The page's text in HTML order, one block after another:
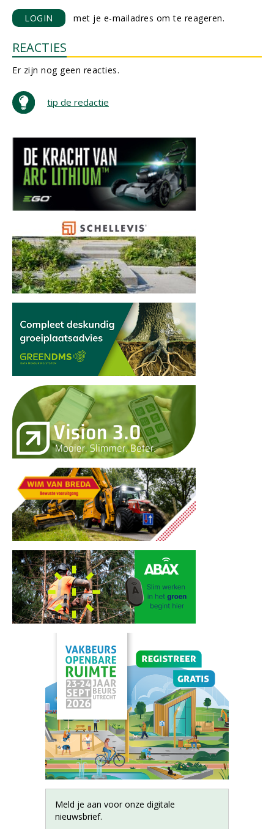
LOGIN met je e-mailadres om te reageren.
REACTIES
Er zijn nog geen reacties.
tip de redactie
Meld je aan voor onze digitale
nieuwsbrief.